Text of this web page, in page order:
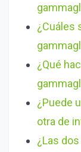
¿Cuáles
¿Qué
¿Puede
otra de
¿Las